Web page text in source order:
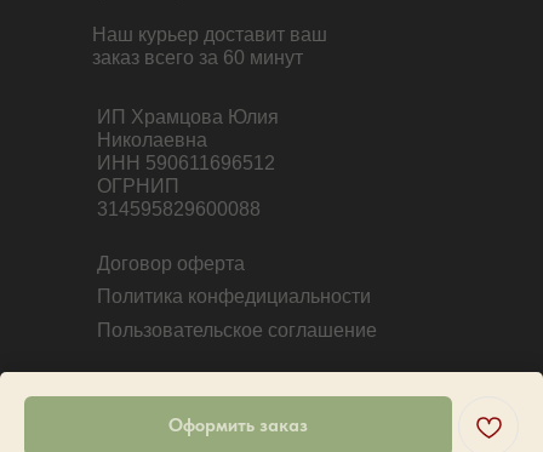
Оформить заказ
ИП Храмцова Юлия
Николаевна
ИНН 590611696512
ОГРНИП
314595829600088
Наш курьер доставит ваш
заказ всего за 60 минут
Договор оферта
Пользовательское соглашение
Политика конфедициальности
Made on